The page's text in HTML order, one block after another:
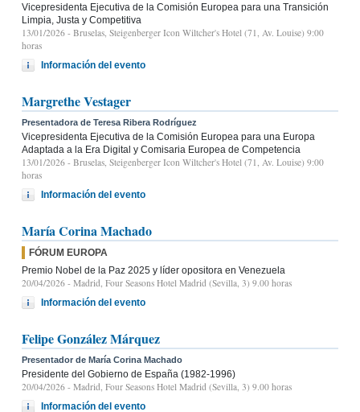
Vicepresidenta Ejecutiva de la Comisión Europea para una Transición
Limpia, Justa y Competitiva
13/01/2026 - Bruselas, Steigenberger Icon Wiltcher's Hotel (71, Av. Louise) 9:00
horas
Información del evento
Margrethe Vestager
Presentadora de Teresa Ribera Rodríguez
Vicepresidenta Ejecutiva de la Comisión Europea para una Europa
Adaptada a la Era Digital y Comisaria Europea de Competencia
13/01/2026 - Bruselas, Steigenberger Icon Wiltcher's Hotel (71, Av. Louise) 9:00
horas
Información del evento
María Corina Machado
FÓRUM EUROPA
Premio Nobel de la Paz 2025 y líder opositora en Venezuela
20/04/2026 - Madrid, Four Seasons Hotel Madrid (Sevilla, 3) 9.00 horas
Información del evento
Felipe González Márquez
Presentador de María Corina Machado
Presidente del Gobierno de España (1982-1996)
20/04/2026 - Madrid, Four Seasons Hotel Madrid (Sevilla, 3) 9.00 horas
Información del evento